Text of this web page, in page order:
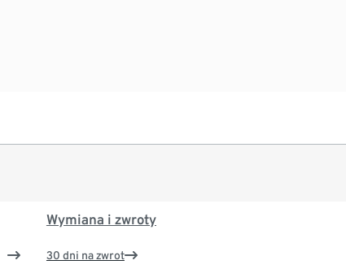
Wymiana i zwroty
30 dni na zwrot